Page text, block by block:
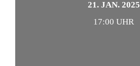
21. JAN. 2025
17:00 UHR